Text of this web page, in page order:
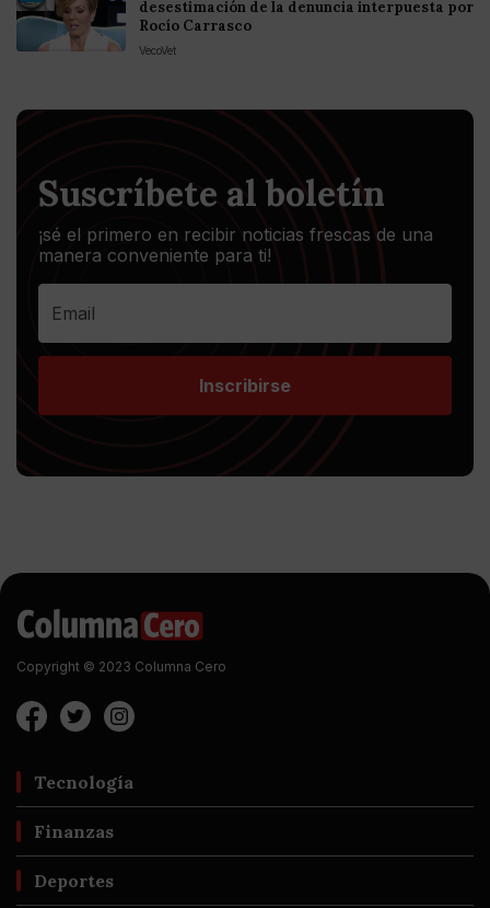
desestimación de la denuncia interpuesta por
Rocío Carrasco
VecoVet
Suscríbete al boletín
¡sé el primero en recibir noticias frescas de una
manera conveniente para ti!
Inscribirse
Copyright © 2023 Columna Cero
Tecnología
Finanzas
Deportes